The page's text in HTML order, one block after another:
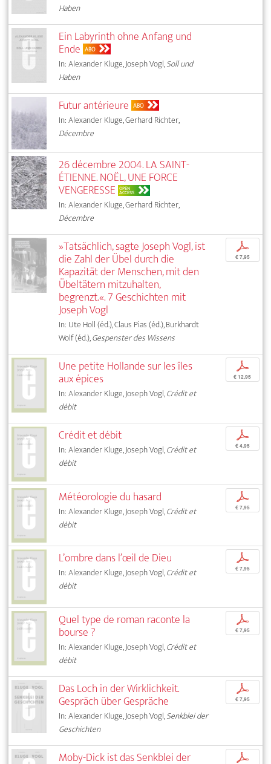
Haben
Ein Labyrinth ohne Anfang und
Ende ABO
In: Alexander Kluge, Joseph Vogl,Soll und
Haben
Futur antérieure ABO
In: Alexander Kluge, Gerhard Richter,
Décembre
26 décembre 2004. LA SAINT-
ÉTIENNE. NOËL, UNE FORCE
VENGERESSE OPEN
ACCESS
In: Alexander Kluge, Gerhard Richter,
Décembre
»Tatsächlich, sagte Joseph Vogl, ist
die Zahl der Übel durch die
Kapazität der Menschen, mit den
Übeltätern mitzuhalten,
begrenzt.«. 7 Geschichten mit
Joseph Vogl
In: Ute Holl (éd.), Claus Pias (éd.), Burkhardt
Wolf (éd.),Gespenster des Wissens
p
€ 7,95
Une petite Hollande sur les îles
aux épices
In: Alexander Kluge, Joseph Vogl,Crédit et
débit
p
€ 12,95
Crédit et débit
In: Alexander Kluge, Joseph Vogl,Crédit et
débit
p
€ 4,95
Météorologie du hasard
In: Alexander Kluge, Joseph Vogl,Crédit et
débit
p
€ 7,95
L’ombre dans l’œil de Dieu
In: Alexander Kluge, Joseph Vogl,Crédit et
débit
p
€ 7,95
Quel type de roman raconte la
bourse ?
In: Alexander Kluge, Joseph Vogl,Crédit et
débit
p
€ 7,95
Das Loch in der Wirklichkeit.
Gespräch über Gespräche
In: Alexander Kluge, Joseph Vogl,Senkblei der
Geschichten
p
€ 7,95
Moby-Dick ist das Senkblei der p